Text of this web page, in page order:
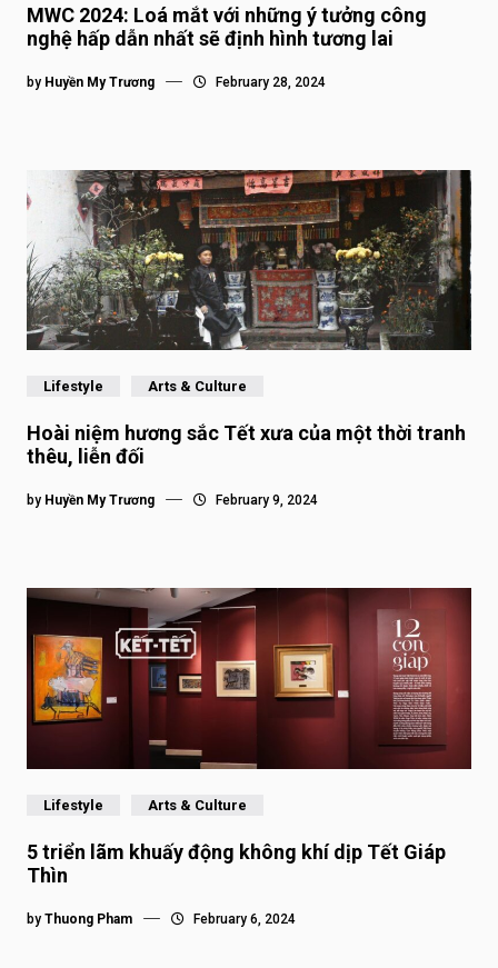
MWC 2024: Loá mắt với những ý tưởng công
nghệ hấp dẫn nhất sẽ định hình tương lai
by Huyền My Trương February 28, 2024
Lifestyle Arts & Culture
Hoài niệm hương sắc Tết xưa của một thời tranh
thêu, liễn đối
by Huyền My Trương February 9, 2024
Lifestyle Arts & Culture
5 triển lãm khuấy động không khí dịp Tết Giáp
Thìn
by Thuong Pham February 6, 2024